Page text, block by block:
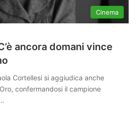
Cinema
ancora domani vince
Cortellesi si aggiudica anche
confermandosi il campione